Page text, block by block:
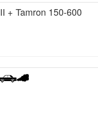
+ Tamron 150-600